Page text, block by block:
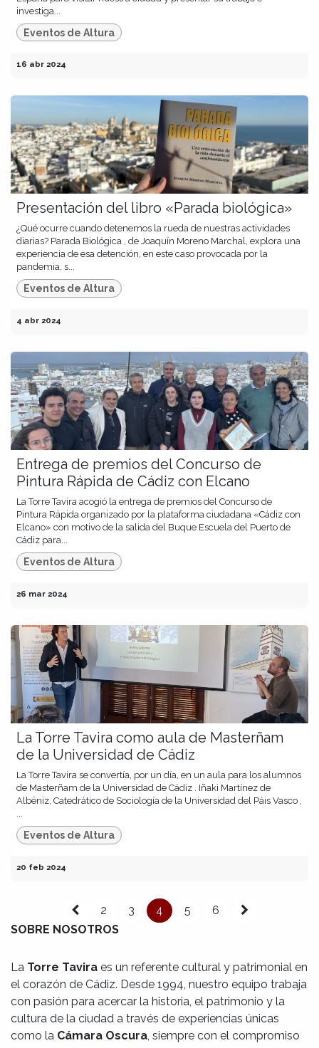
investiga...
Eventos de Altura
16 abr 2024
Presentación del libro «Parada biológica»
¿Qué ocurre cuando detenemos la rueda de nuestras actividades
diarias? Parada Biológica , de Joaquín Moreno Marchal, explora una
experiencia de esa detención, en este caso provocada por la
pandemia, s...
Eventos de Altura
4 abr 2024
Entrega de premios del Concurso de
Pintura Rápida de Cádiz con Elcano
La Torre Tavira acogió la entrega de premios del Concurso de
Pintura Rápida organizado por la plataforma ciudadana «Cádiz con
Elcano» con motivo de la salida del Buque Escuela del Puerto de
Cádiz para...
Eventos de Altura
26 mar 2024
La Torre Tavira como aula de Masterñam
de la Universidad de Cádiz
La Torre Tavira se convertía, por un día, en un aula para los alumnos
de Masterñam de la Universidad de Cádiz . Iñaki Martínez de
Albéniz, Catedrático de Sociología de la Universidad del Páis Vasco ,
Eventos de Altura
20 feb 2024
2 3 4 5
6
SOBRE NOSOTROS
La Torre Tavira es un referente cultural y patrimonial en
el corazón de Cádiz. Desde 1994, nuestro equipo trabaja
con pasión para acercar la historia, el patrimonio y la
cultura de la ciudad a través de experiencias únicas
como la Cámara Oscura , siempre con el compromiso